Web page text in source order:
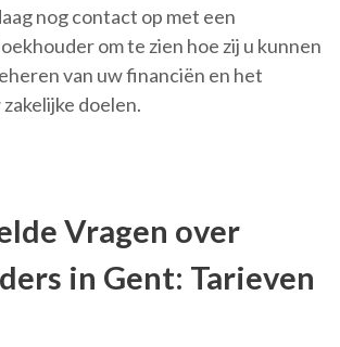
nog contact op met een
om te zien hoe zij u kunnen
van uw financiën en het
doelen.
Vragen over
in Gent: Tarieven